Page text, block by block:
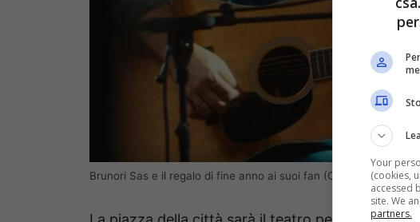
Brunori Sas e il regalo di fine anno ai suoi fan (CsaCs.it)
Your
(cookies,
accessed
site. We
partners.